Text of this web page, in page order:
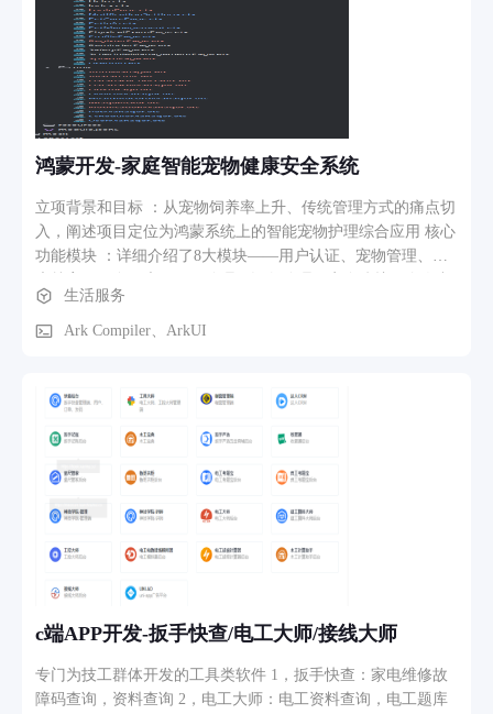
鸿蒙开发-家庭智能宠物健康安全系统
立项背景和目标 ：从宠物饲养率上升、传统管理方式的痛点切
入，阐述项目定位为鸿蒙系统上的智能宠物护理综合应用 核心
功能模块 ：详细介绍了8大模块——用户认证、宠物管理、健
心 业务流程 ：梳理了健康管理、饮食喂养、日程提醒、设备
联动四条核心业务路径
生活服务
Ark Compiler、ArkUI
c端APP开发-扳手快查/电工大师/接线大师
专门为技工群体开发的工具类软件 1，扳手快查：家电维修故
障码查询，资料查询 2，电工大师：电工资料查询，电工题库